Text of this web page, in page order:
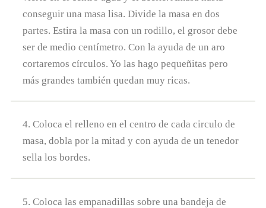
conseguir una masa lisa. Divide la masa en dos
partes. Estira la masa con un rodillo, el grosor debe
ser de medio centímetro. Con la ayuda de un aro
cortaremos círculos. Yo las hago pequeñitas pero
más grandes también quedan muy ricas.
4. Coloca el relleno en el centro de cada circulo de
masa, dobla por la mitad y con ayuda de un tenedor
sella los bordes.
5. Coloca las empanadillas sobre una bandeja de